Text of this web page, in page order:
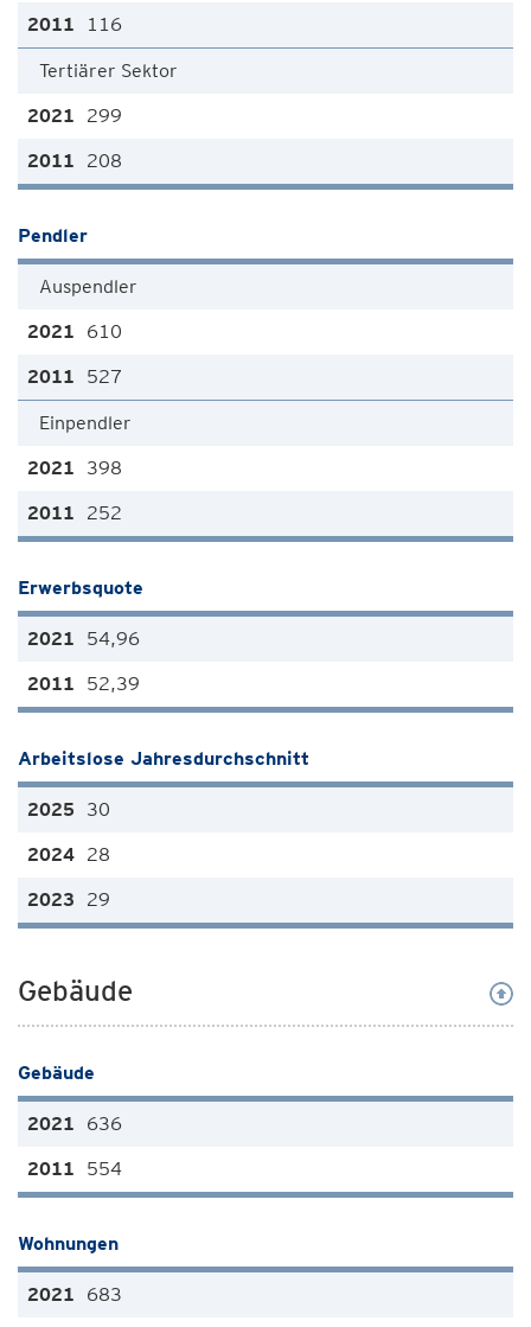
116
Tertiärer Sektor
299
208
Pendler
Auspendler
610
527
Einpendler
398
252
Erwerbsquote
54,96
52,39
Arbeitslose Jahresdurchschnitt
30
28
29
Gebäude
Gebäude
636
554
Wohnungen
683